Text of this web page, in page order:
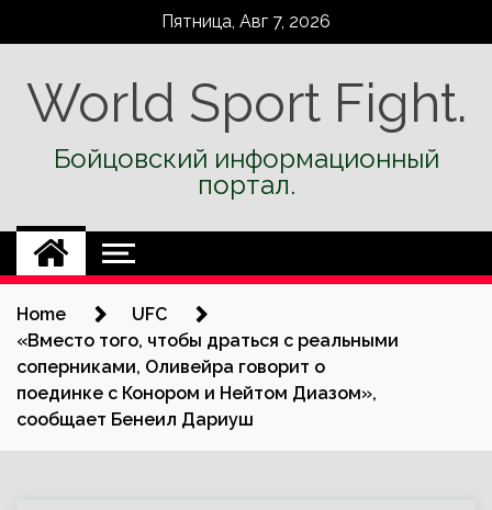
Пятница, Авг 7, 2026
World Sport Fight.
Бойцовский информационный
портал.
Home
UFC
«Вместо того, чтобы драться с реальными
соперниками, Оливейра говорит о
поединке с Конором и Нейтом Диазом»,
сообщает Бенеил Дариуш